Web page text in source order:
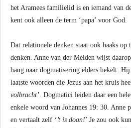
het Aramees familielid is en iemand van
kent ook alleen de term ‘papa’ voor God.
Dat relationele denken staat ook haaks op
denken. Anne van der Meiden wijst
hang naar dogmatisering elders hekelt.
laatste woorden die Jezus aan het kruis
volbracht’. Dogmatici leiden daar een
enkele woord van Johannes 19: 30. Anne
en vertaalt zelf ‘’t is doan!’ Je zou ook